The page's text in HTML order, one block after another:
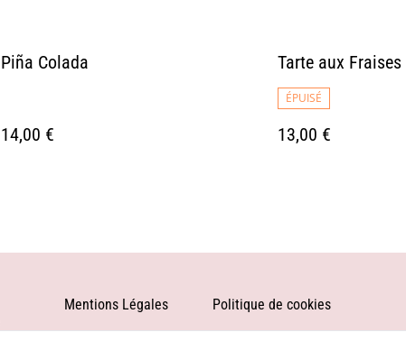
Piña Colada
14,00 €
Tarte aux Fraises
ÉPUISÉ
13,00 €
Mentions Légales Politique de cookies